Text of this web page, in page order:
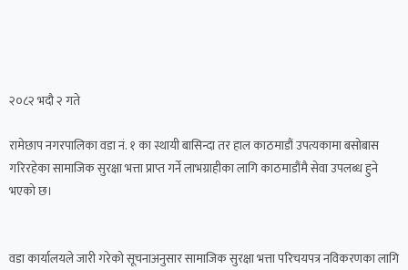
२०८२ भदौ २ गते
रामेछाप नगरपालिका वडा नं. १ का स्थायी बासिन्दा तर हाल काठमाडौं उपत्यकामा बसोबास
गरिरहेका सामाजिक सुरक्षा भत्ता प्राप्त गर्ने लाभग्राहीका लागि काठमाडौंमै सेवा उपलब्ध हुने
भएको छ।
वडा कार्यालयले जारी गरेको सूचनाअनुसार सामाजिक सुरक्षा भत्ता परिचयपत्र नविकरणका लागि